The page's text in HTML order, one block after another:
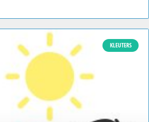
KLEUTERS